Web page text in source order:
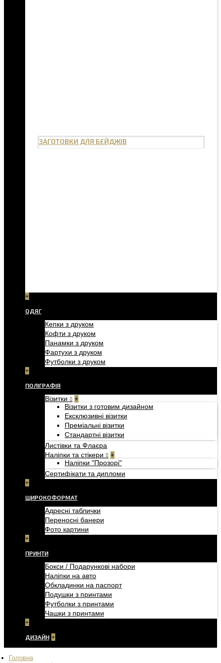
ЗАГОТОВКИ ДЛЯ БЕЙДЖІВ
+
ОДЯГ
Кепки з друком
Кофти з друком
Панамки з друком
Фартухи з друком
Футболки з друком
+
ПОЛІГРАФІЯ
Візитки +
Візитки з готовим дизайном
Ексклюзивні візитки
Преміальні візитки
Стандартні візитки
Листівки та Флаєра
Наліпки та стікери
+
Наліпки "Прозорі"
Сертифікати та дипломи
+
ШИРОКОФОРМАТ
Адресні таблички
Переносні банери
Фото картини
+
ПРИНТИ
Бокси / Подарункові набори
Наліпки на авто
Обкладинки на паспорт
Подушки з принтами
Футболки з принтами
Чашки з принтами
+
ДИЗАЙН +
Головна